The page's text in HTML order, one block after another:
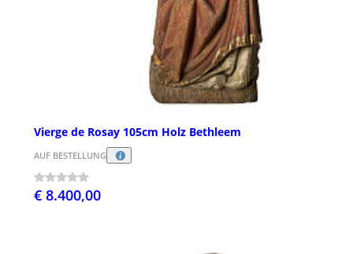
Vierge de Rosay 105cm Holz Bethleem
AUF BESTELLUNG
€ 8.400,00